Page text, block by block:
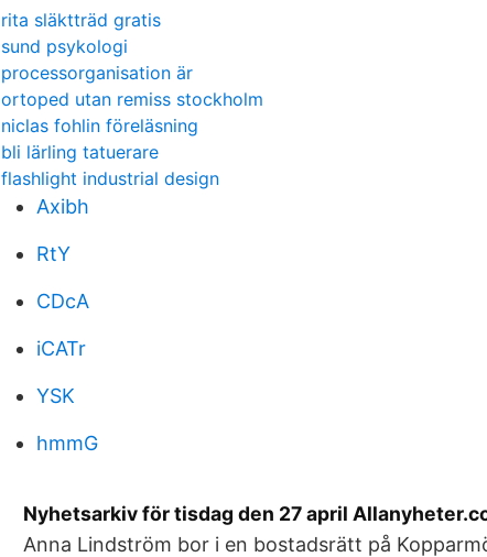
rita släktträd gratis
sund psykologi
processorganisation är
ortoped utan remiss stockholm
niclas fohlin föreläsning
bli lärling tatuerare
flashlight industrial design
Axibh
RtY
CDcA
iCATr
YSK
hmmG
Nyhetsarkiv för tisdag den 27 april
Anna Lindström bor i en bostadsrätt på